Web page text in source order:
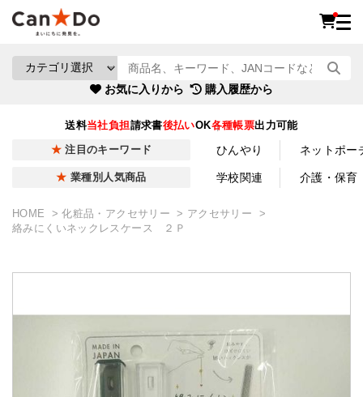
お気に入りから 購入履歴から
送料当社負担請求書後払いOK各種帳票出力可能
注目のキーワード ひんやり ネットポー
業種別人気商品 学校関連 介護・保育
HOME 化粧品・アクセサリー
アクセサリー
絡みにくいネックレスケース ２Ｐ